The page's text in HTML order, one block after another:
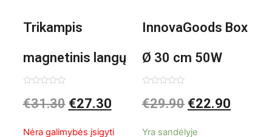
Trikampis
magnetinis langų
valiklis Klinmag
0
iš
€31.30 €27.30
Nėra galimybės įsigyti
InnovaGoods Box
Ø 30 cm 50W
Baltai pilkas
0
iš
€29.90 €22.90
Yra sandėlyje